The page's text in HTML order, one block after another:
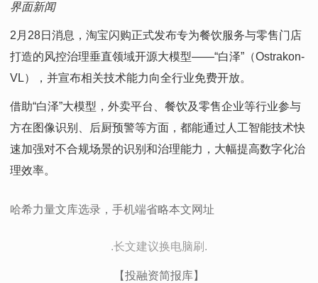
界面新闻
2月28日消息，淘宝闪购正式发布专为餐饮服务与零售门店
打造的风控治理垂直领域开源大模型——“白泽”（Ostrakon-
VL），并宣布相关技术能力向全行业免费开放。
借助“白泽”大模型，外卖平台、餐饮及零售企业等行业参与
方在图像识别、后厨预警等方面，都能通过人工智能技术快
速加强对不合规场景的识别和治理能力，大幅提高数字化治
理效率。
哈希力量文库选录，手机端省略本文网址
.长文建议换电脑刷.
【投融资简报库】